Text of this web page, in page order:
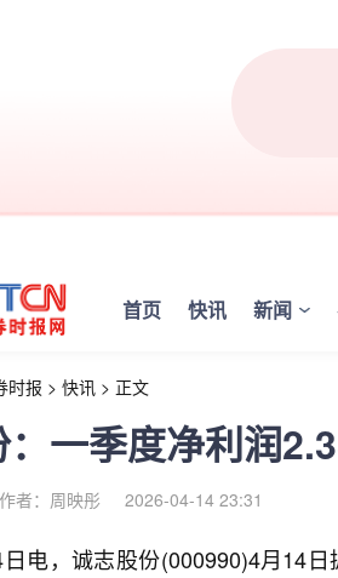
首页 快讯 新闻
时报 > 快讯 > 正文
一季度净利润
作者：周映彤 2026-04-14 23:31
电， 诚志股份(000990)4月14